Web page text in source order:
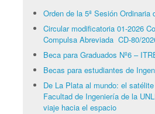
Orden de la 5ª Sesión Ordinaria
Circular modificatoria 01-2026
Compulsa Abreviada CD-80/
Beca para Graduados Nº6 –
Becas para estudiantes de
De La Plata al mundo: el
Facultad de Ingeniería de la
viaje hacia el espacio